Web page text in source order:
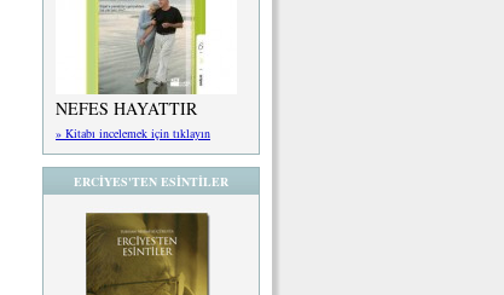
NEFES HAYATTIR
» Kitabı incelemek için tıklayın
ERCİYES'TEN ESİNTİLER